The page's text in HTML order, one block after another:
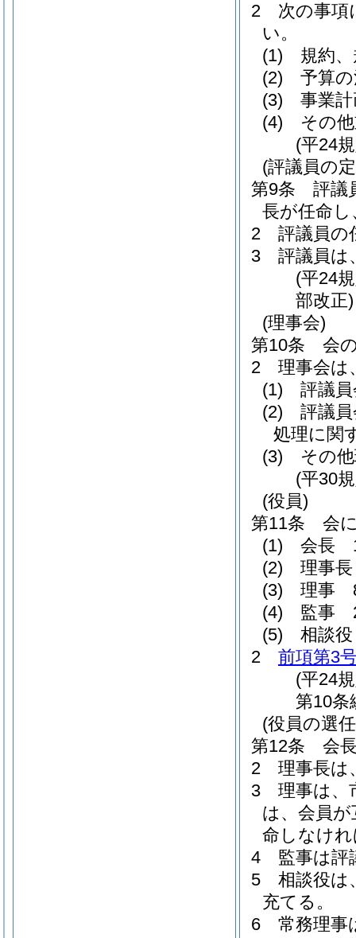
2
次の事項
い。
(1)
規約
(2)
予算
(3)
事業
(4)
その
(平24
(評議員の
第9条
評議
長が任命
2
評議員の
3
評議員は
(平24
部改正)
(理事会)
第10条
会
2
理事会は
(1)
評議
(2)
評議
処理に関
(3)
その
(平30
(役員)
第11条
会
(1)
会長
(2)
理事
(3)
理事
(4)
監事
(5)
相談
2
前項第3
(平24
第10条
(役員の選
第12条
会
2
理事長は
3
理事は、
は、会員
命しなけ
4
監事は評
5
相談役は
充てる。
6
常務理事